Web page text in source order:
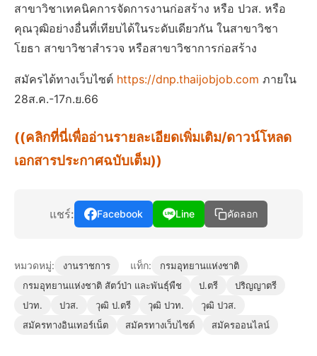
สาขาวิชาเทคนิคการจัดการงานก่อสร้าง หรือ ปวส. หรือ
คุณวุฒิอย่างอื่นที่เทียบได้ในระดับเดียวกัน ในสาขาวิชา
โยธา สาขาวิชาสำรวจ หรือสาขาวิชาการก่อสร้าง
สมัครได้ทางเว็บไซต์ https://dnp.thaijobjob.com ภายใน
28ส.ค.-17ก.ย.66
((คลิกที่นี่เพื่ออ่านรายละเอียดเพิ่มเติม/ดาวน์โหลด
เอกสารประกาศฉบับเต็ม))
แชร์: Facebook Line คัดลอก
หมวดหมู่: งานราชการ แท็ก:
กรมอุทยานแห่งชาติ
กรมอุทยานแห่งชาติ สัตว์ป่า และพันธุ์พืช
ป.ตรี
ปริญญาตรี
ปวท.
ปวส. วุฒิ ป.ตรี วุฒิ ปวท.
วุฒิ ปวส.
สมัครทางอินเทอร์เน็ต
สมัครทางเว็บไซต์ สมัครออนไลน์